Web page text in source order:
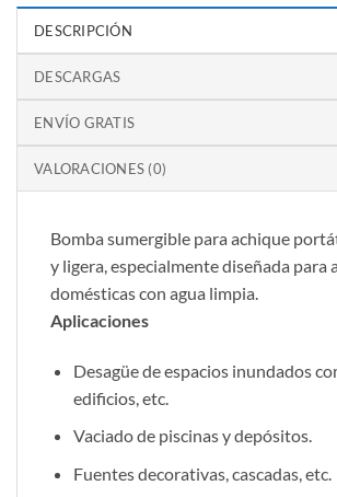
DESCRIPCIÓN
DESCARGAS
ENVÍO GRATIS
VALORACIONES (0)
Bomba sumergible para achique
y ligera, especialmente diseñada para
domésticas con agua limpia.
Aplicaciones
Desagüe de espacios inundados
edificios, etc.
Vaciado de piscinas y depósitos.
Fuentes decorativas, cascadas, etc.